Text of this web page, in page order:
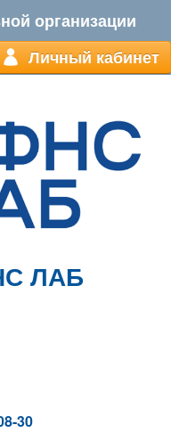
организации
Личный кабинет
ЛАБ
30